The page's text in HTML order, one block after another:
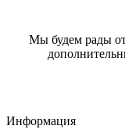
Мы будем рады
Информация